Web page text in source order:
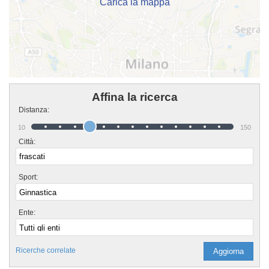
Carica la mappa
Affina la ricerca
Distanza:
10 150
Città:
Sport:
Ente:
Ricerche correlate